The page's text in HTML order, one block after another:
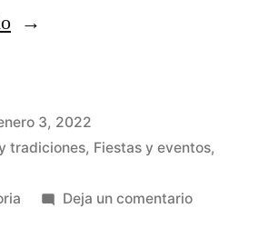
«Fiestas
3, 2022
tradiciones, Fiestas y eventos,
Deja un comentarioen